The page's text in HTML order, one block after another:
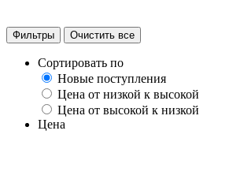
Фильтры Очистить все
Сортировать по
Новые поступления
Цена от низкой к высокой
Цена от высокой к низкой
Цена